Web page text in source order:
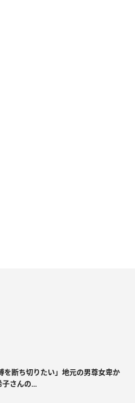
を断ち切りたい」地元の男尊女卑か
子さんの...